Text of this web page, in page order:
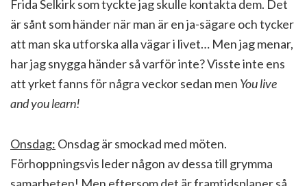
Frida Selkirk som tyckte jag skulle kontakta dem. Det
är sånt som händer när man är en ja-sägare och tycker
att man ska utforska alla vägar i livet… Men jag menar,
har jag snygga händer så varför inte? Visste inte ens
att yrket fanns för några veckor sedan men You live
and you learn!
Onsdag: Onsdag är smockad med möten.
Förhoppningsvis leder någon av dessa till grymma